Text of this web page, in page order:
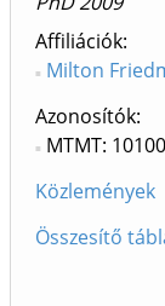
Affiliációk
Milton
Azonosítók
MTMT:
Közlemények
Összesítő